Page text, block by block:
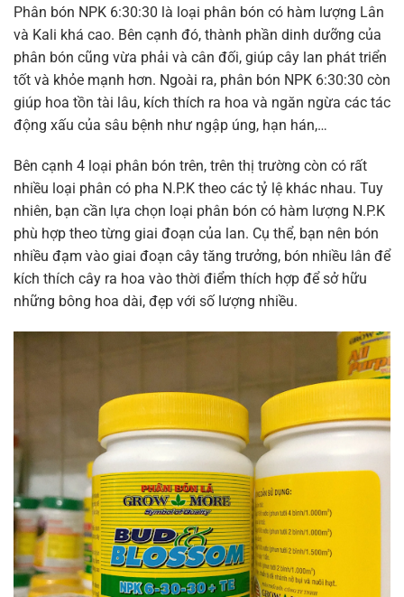
Phân bón NPK 6:30:30 là loại phân bón có hàm lượng Lân
và Kali khá cao. Bên cạnh đó, thành phần dinh dưỡng của
phân bón cũng vừa phải và cân đối, giúp cây lan phát triển
tốt và khỏe mạnh hơn. Ngoài ra, phân bón NPK 6:30:30 còn
giúp hoa tồn tài lâu, kích thích ra hoa và ngăn ngừa các tác
động xấu của sâu bệnh như ngập úng, hạn hán,…
Bên cạnh 4 loại phân bón trên, trên thị trường còn có rất
nhiều loại phân có pha N.P.K theo các tỷ lệ khác nhau. Tuy
nhiên, bạn cần lựa chọn loại phân bón có hàm lượng N.P.K
phù hợp theo từng giai đoạn của lan. Cụ thể, bạn nên bón
nhiều đạm vào giai đoạn cây tăng trưởng, bón nhiều lân để
kích thích cây ra hoa vào thời điểm thích hợp để sở hữu
những bông hoa dài, đẹp với số lượng nhiều.